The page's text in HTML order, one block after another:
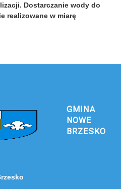
Dostarczanie wody do
realizowane w miarę
GMINA
NOWE
BRZESKO